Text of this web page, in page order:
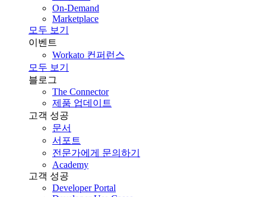
On-Demand
Marketplace
모두 보기
이벤트
Workato 컨퍼런스
모두 보기
블로그
The Connector
제품 업데이트
고객 성공
문서
서포트
전문가에게 문의하기
Academy
고객 성공
Developer Portal